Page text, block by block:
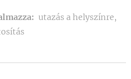
utazás a helyszínre,